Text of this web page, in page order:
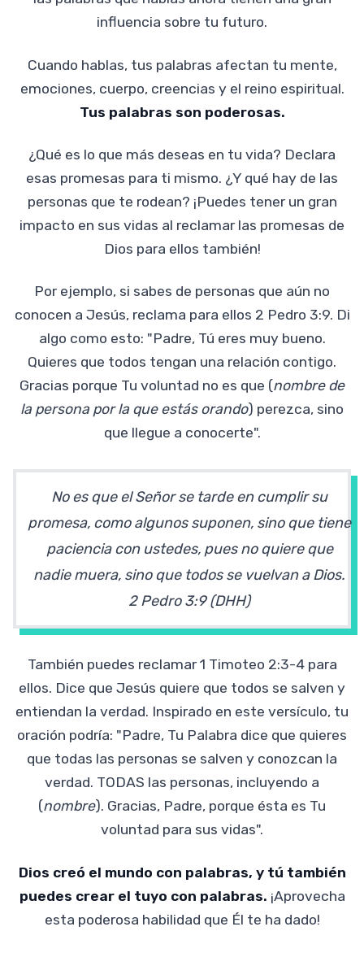
influencia sobre tu futuro.
Cuando hablas, tus palabras afectan tu mente,
emociones, cuerpo, creencias y el reino espiritual.
Tus palabras son poderosas.
¿Qué es lo que más deseas en tu vida? Declara
esas promesas para ti mismo. ¿Y qué hay de las
personas que te rodean? ¡Puedes tener un gran
impacto en sus vidas al reclamar las promesas de
Dios para ellos también!
Por ejemplo, si sabes de personas que aún no
conocen a Jesús, reclama para ellos 2 Pedro 3:9. Di
algo como esto: "Padre, Tú eres muy bueno.
Quieres que todos tengan una relación contigo.
Gracias porque Tu voluntad no es que (nombre de
la persona por la que estás orando) perezca, sino
que llegue a conocerte".
No es que el Señor se tarde en cumplir su
promesa, como algunos suponen, sino que tiene
paciencia con ustedes, pues no quiere que
nadie muera, sino que todos se vuelvan a Dios.
2 Pedro 3:9 (DHH)
También puedes reclamar 1 Timoteo 2:3-4 para
ellos. Dice que Jesús quiere que todos se salven y
entiendan la verdad. Inspirado en este versículo, tu
oración podría: "Padre, Tu Palabra dice que quieres
que todas las personas se salven y conozcan la
verdad. TODAS las personas, incluyendo a
(nombre). Gracias, Padre, porque ésta es Tu
voluntad para sus vidas".
Dios creó el mundo con palabras, y tú también
puedes crear el tuyo con palabras. ¡Aprovecha
esta poderosa habilidad que Él te ha dado!